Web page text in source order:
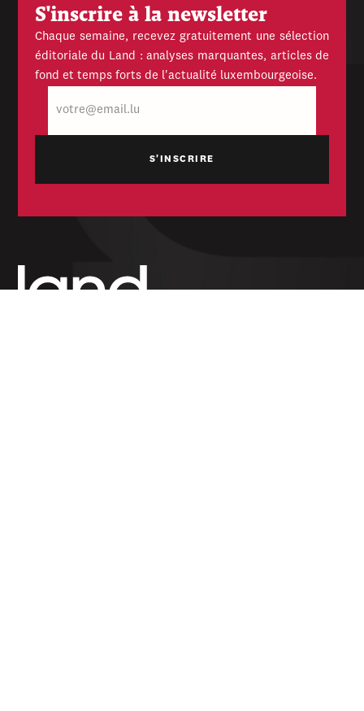
S'inscrire à la newsletter
Chaque semaine, recevez gratuitement une sélection
éditoriale du Land : analyses marquantes, articles de
fond et temps forts de l'actualité luxembourgeoise.
mail